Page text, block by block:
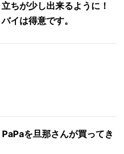
ちが少し出来るように！
イは得意です。
を旦那さんが買ってき